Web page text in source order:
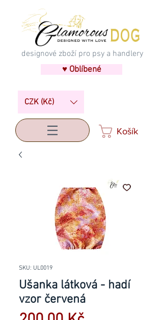
designové zboží pro psy a handlery
♥ Oblíbené
CZK (Kč)
Košík
SKU: UL0019
Ušanka látková - hadí
vzor červená